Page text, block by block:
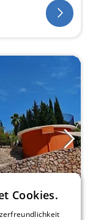
Cookies.